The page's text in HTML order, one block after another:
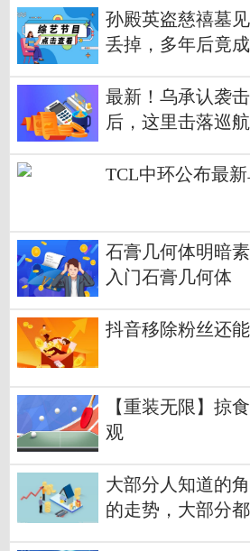
孙殿英盗慈禧墓
丢掉，多年后竟
最新！乌承认袭
后，这里击落巡
TCL中环公布最
石膏几何体明暗
入门石膏几何体
抖音移除粉丝还
【重装无限】掠
观
大部分人知道的
的走势，大部分